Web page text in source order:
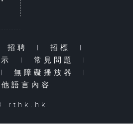
招聘 | 招標
|
| 常見問題
|
| 無障礙播放器
|
語言內容
rthk.hk